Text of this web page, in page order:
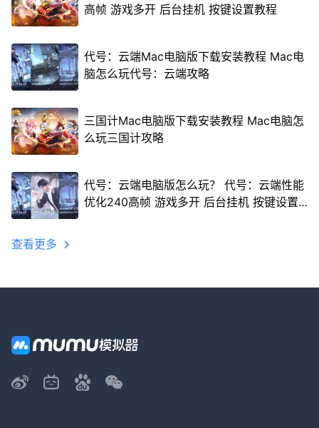
高帧 游戏多开 后台挂机 按键设置教程
代号：云端Mac电脑版下载安装教程 Mac电
脑怎么玩代号：云端攻略
三国计Mac电脑版下载安装教程 Mac电脑怎
么玩三国计攻略
代号：云端电脑版怎么玩？ 代号：云端性能
优化240高帧 游戏多开 后台挂机 按键设置
查看更多